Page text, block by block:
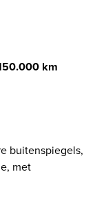
km
buitenspiegels,
met